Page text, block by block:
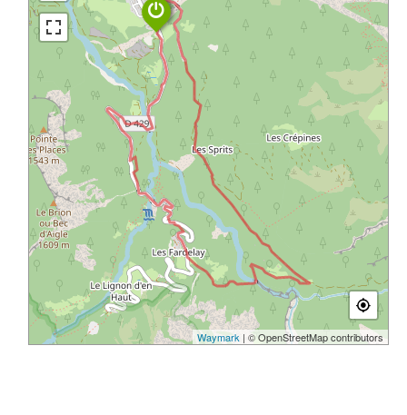
Waymark| © OpenStreetMap contributors